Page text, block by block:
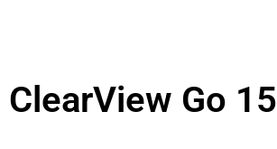
ClearView Go 15